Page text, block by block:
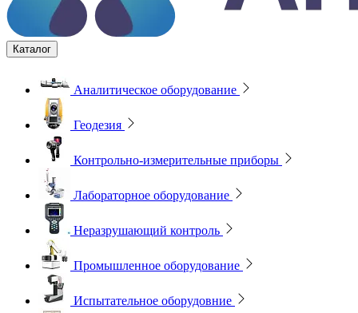
Каталог
Аналитическое оборудование
Геодезия
Контрольно-измерительные приборы
Лабораторное оборудование
Неразрушающий контроль
Промышленное оборудование
Испытательное оборудовние